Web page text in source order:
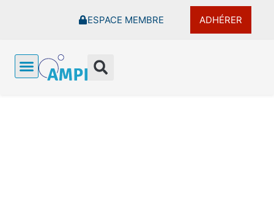
ESPACE MEMBRE ADHÉRER